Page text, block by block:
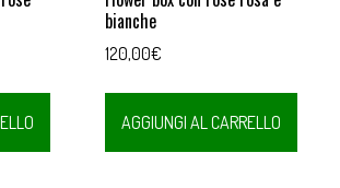
bianche
120,00€
AGGIUNGI AL CARRELLO